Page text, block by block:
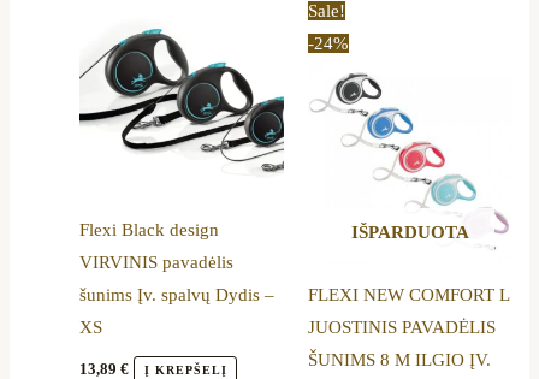
Flexi Black design
VIRVINIS pavadėlis
šunims Įv. spalvų Dydis –
XS
13,89€ Į KREPŠELĮ
has
multiple
variants.
The
chosen
Sale!
-24%
IŠPARDUOTA
FLEXI NEW COMFORT L
JUOSTINIS PAVADĖLIS
ŠUNIMS 8 M ILGIO ĮV.
multiple
variants.
The
options
may
chosen
on
the